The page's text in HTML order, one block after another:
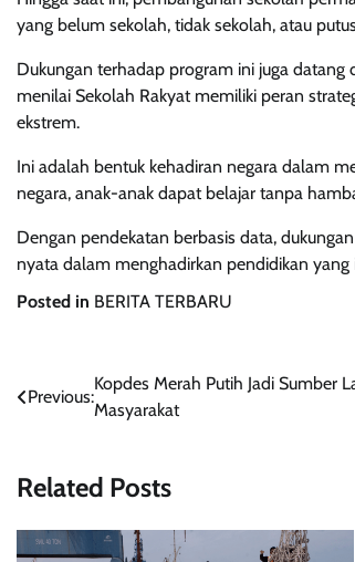
yang belum sekolah, tidak sekolah, atau
Dukungan terhadap program ini juga datang
menilai Sekolah Rakyat memiliki peran
ekstrem.
Ini adalah bentuk kehadiran negara dalam
negara, anak-anak dapat belajar tanpa
Dengan pendekatan berbasis data,
nyata dalam menghadirkan pendidikan yang
Posted in BERITA TERBARU
Post
navigation
Previous:
Kopdes Merah Putih Jadi Sumber
Masyarakat
Related Posts